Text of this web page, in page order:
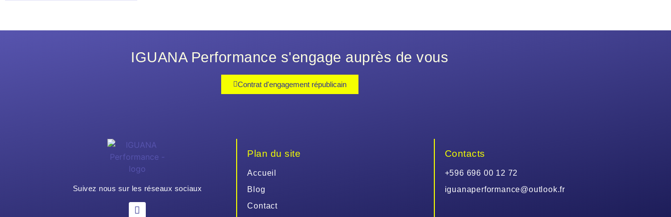
IGUANA Performance s'engage auprès de vous
Contrat d'engagement républicain
Suivez nous sur les réseaux sociaux
Plan du site
Accueil
Blog
Contact
Contacts
+596 696 00 12 72
iguanaperformance@outlook.fr